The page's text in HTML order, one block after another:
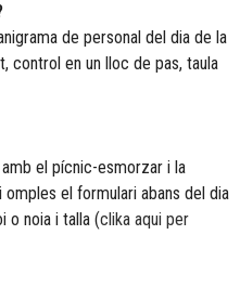
de personal del dia de la
control en un lloc de pas, taula
el pícnic-esmorzar i la
el formulari abans del dia
o noia i talla (clika aqui per